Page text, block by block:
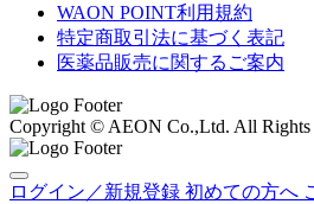
WAON POINT利用規約
特定商取引法に基づく表記
医薬品販売に関するご案内
Copyright © AEON Co.,Ltd. All Rights
ログイン／新規登録 初めての方へ